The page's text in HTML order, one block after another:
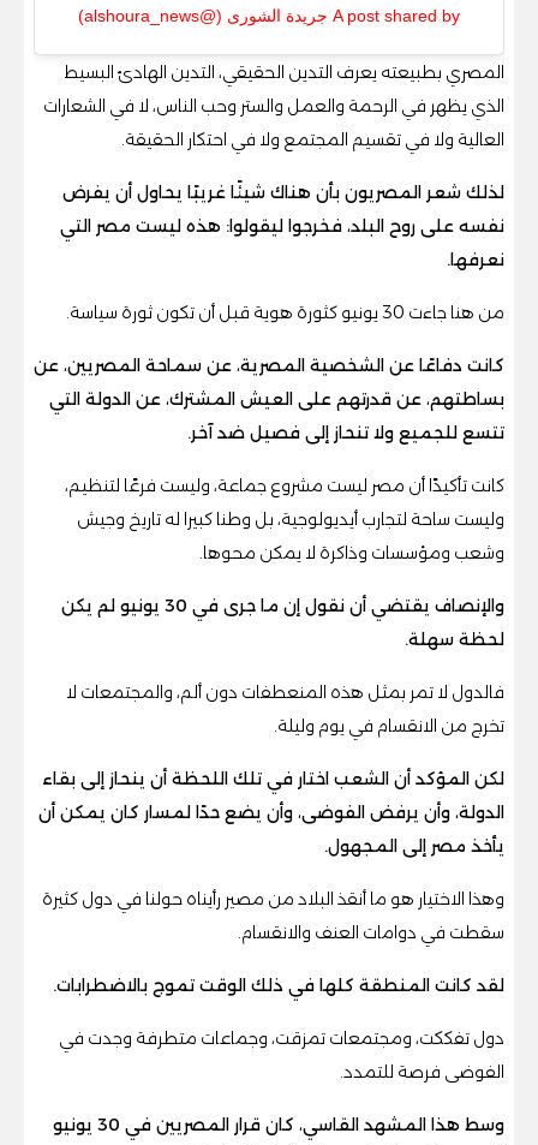
A post shared by جريدة الشورى (@alshoura_news)
المصري بطبيعته يعرف التدين الحقيقي، التدين الهادئ البسيط
الذي يظهر في الرحمة والعمل والستر وحب الناس، لا في الشعارات
العالية ولا في تقسيم المجتمع ولا في احتكار الحقيقة.
لذلك شعر المصريون بأن هناك شيئًا غريبًا يحاول أن يفرض
نفسه على روح البلد، فخرجوا ليقولوا: هذه ليست مصر التي
نعرفها.
من هنا جاءت 30 يونيو كثورة هوية قبل أن تكون ثورة سياسة.
كانت دفاعًا عن الشخصية المصرية، عن سماحة المصريين، عن
بساطتهم، عن قدرتهم على العيش المشترك، عن الدولة التي
تتسع للجميع ولا تنحاز إلى فصيل ضد آخر.
كانت تأكيدًا أن مصر ليست مشروع جماعة، وليست فرعًا لتنظيم،
وليست ساحة لتجارب أيديولوجية، بل وطنا كبيرا له تاريخ وجيش
وشعب ومؤسسات وذاكرة لا يمكن محوها.
والإنصاف يقتضي أن نقول إن ما جرى في 30 يونيو لم يكن
لحظة سهلة.
فالدول لا تمر بمثل هذه المنعطفات دون ألم، والمجتمعات لا
تخرج من الانقسام في يوم وليلة.
لكن المؤكد أن الشعب اختار في تلك اللحظة أن ينحاز إلى بقاء
الدولة، وأن يرفض الفوضى، وأن يضع حدًا لمسار كان يمكن أن
يأخذ مصر إلى المجهول.
وهذا الاختيار هو ما أنقذ البلاد من مصير رأيناه حولنا في دول كثيرة
سقطت في دوامات العنف والانقسام.
لقد كانت المنطقة كلها في ذلك الوقت تموج بالاضطرابات.
دول تفككت، ومجتمعات تمزقت، وجماعات متطرفة وجدت في
الفوضى فرصة للتمدد.
وسط هذا المشهد القاسي، كان قرار المصريين في 30 يونيو